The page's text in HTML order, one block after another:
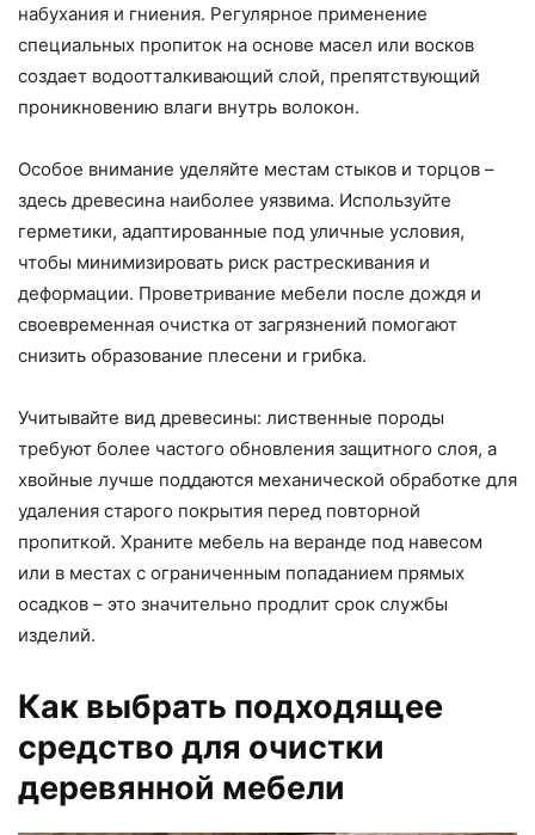
набухания и гниения. Регулярное применение
специальных пропиток на основе масел или восков
создает водоотталкивающий слой, препятствующий
проникновению влаги внутрь волокон.
Особое внимание уделяйте местам стыков и торцов –
здесь древесина наиболее уязвима. Используйте
герметики, адаптированные под уличные условия,
чтобы минимизировать риск растрескивания и
деформации. Проветривание мебели после дождя и
своевременная очистка от загрязнений помогают
снизить образование плесени и грибка.
Учитывайте вид древесины: лиственные породы
требуют более частого обновления защитного слоя, а
хвойные лучше поддаются механической обработке для
удаления старого покрытия перед повторной
пропиткой. Храните мебель на веранде под навесом
или в местах с ограниченным попаданием прямых
осадков – это значительно продлит срок службы
изделий.
Как выбрать подходящее
средство для очистки
деревянной мебели